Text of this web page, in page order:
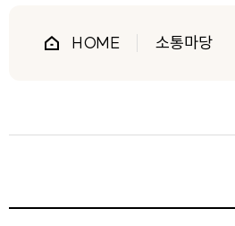
HOME 소통마당